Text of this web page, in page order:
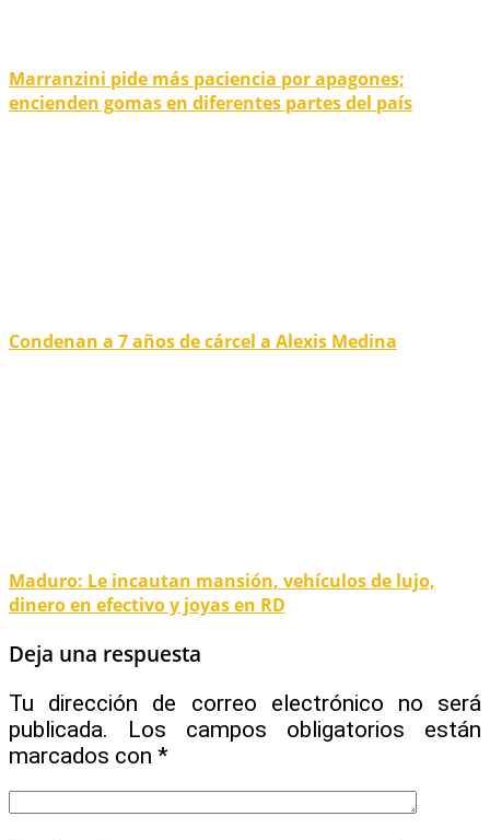
Marranzini pide más paciencia por apagones;
encienden gomas en diferentes partes del país
Condenan a 7 años de cárcel a Alexis Medina
Maduro: Le incautan mansión, vehículos de lujo,
dinero en efectivo y joyas en RD
Deja una respuesta
Tu dirección de correo electrónico no será
publicada.
Los campos obligatorios están
marcados con *